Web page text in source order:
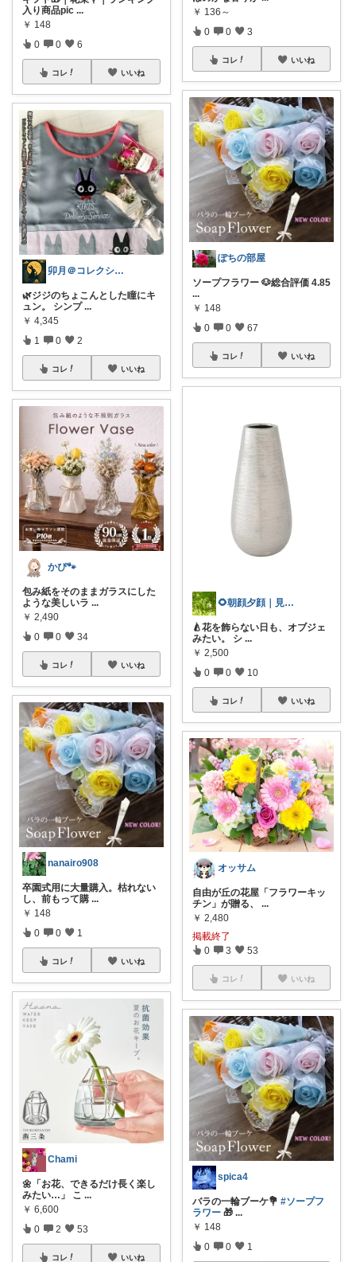
入り商品pic ...
￥ 148
0 0 6
コレ いいね
卯月＠コレクションで遊んでます✨
🌿ジジのちょこんとした瞳にキ
ュン。 シンプ ...
￥ 4,345
1 0 2
コレ いいね
かぴ🐾
包み紙をそのままガラスにした
ような美しいラ ...
￥ 2,490
0 0 34
コレ いいね
nanairo908
卒園式用に大量購入。枯れない
し、前もって購 ...
￥ 148
0 0 1
コレ いいね
Chami
🌼「お花、できるだけ長く楽し
みたい…」 こ ...
￥ 6,600
0 2 53
コレ いいね
￥ 136～
0 0 3
コレ いいね
ぽちの部屋
ソープフラワー 🐶総合評価 4.85
...
￥ 148
0 0 67
コレ いいね
🌻朝顔夕顔｜見て下さり有難う🫧
🍐花を飾らない日も、オブジェ
みたい。 シ ...
￥ 2,500
0 0 10
コレ いいね
オッサム
自由が丘の花屋「フラワーキッ
チン」が贈る、
...
￥ 2,480
掲載終了
0 3 53
コレ いいね
spica4
バラの一輪ブーケ💐 #ソープフ
ラワー 🎁 ...
￥ 148
0 0 1